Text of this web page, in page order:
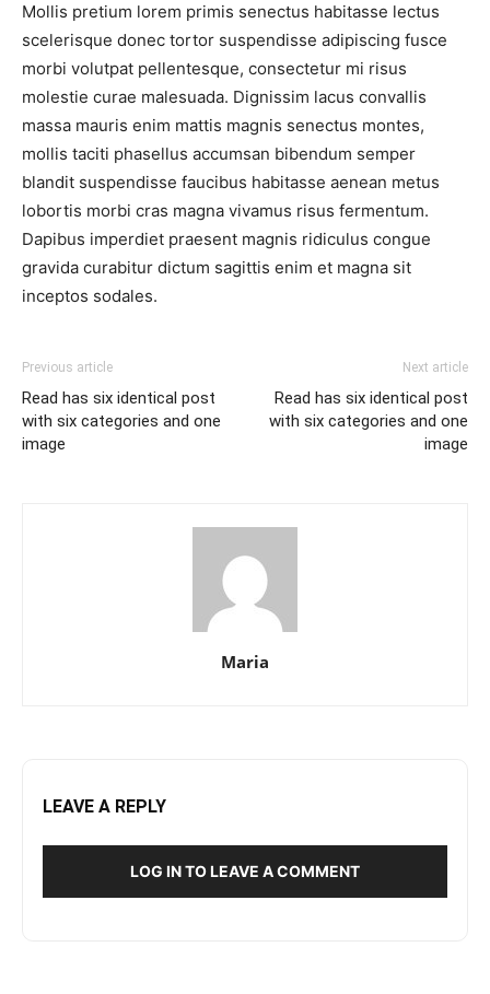
Mollis pretium lorem primis senectus habitasse lectus
scelerisque donec tortor suspendisse adipiscing fusce
morbi volutpat pellentesque, consectetur mi risus
molestie curae malesuada. Dignissim lacus convallis
massa mauris enim mattis magnis senectus montes,
mollis taciti phasellus accumsan bibendum semper
blandit suspendisse faucibus habitasse aenean metus
lobortis morbi cras magna vivamus risus fermentum.
Dapibus imperdiet praesent magnis ridiculus congue
gravida curabitur dictum sagittis enim et magna sit
inceptos sodales.
Previous article
Read has six identical post
with six categories and one
image
Next article
Read has six identical post
with six categories and one
image
Maria
LEAVE A REPLY
LOG IN TO LEAVE A COMMENT